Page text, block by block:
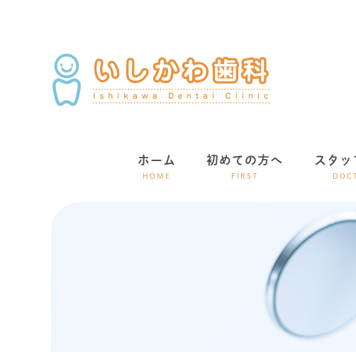
ホーム
HOME
初めての方へ
FIRST
スタッ